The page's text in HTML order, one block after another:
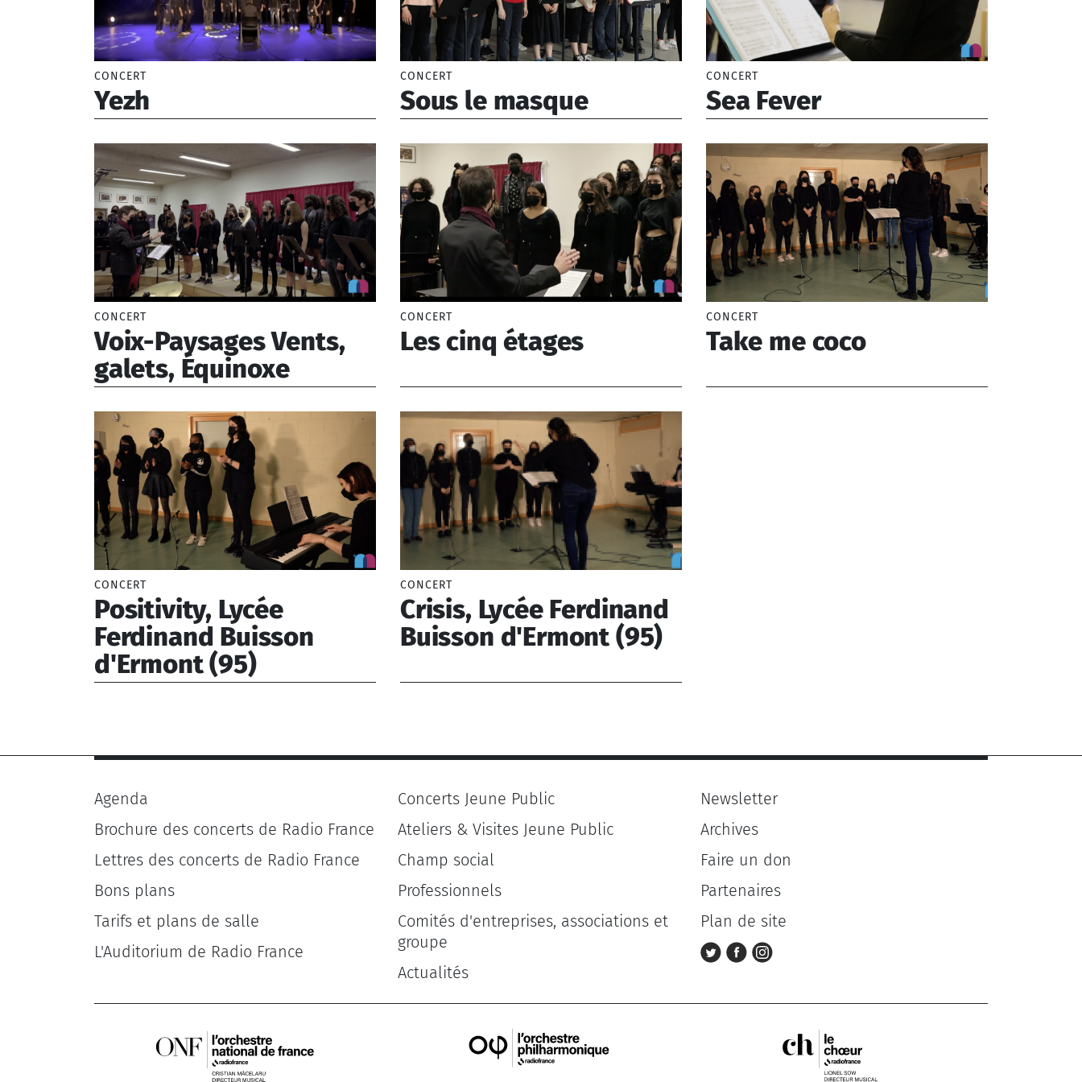
CONCERT
Yezh
CONCERT
Sous le masque
CONCERT
Sea Fever
CONCERT
Voix-Paysages Vents,
galets, Équinoxe
CONCERT
Les cinq étages
CONCERT
Take me coco
CONCERT
Positivity, Lycée
Ferdinand Buisson
d'Ermont (95)
CONCERT
Crisis, Lycée Ferdinand
Buisson d'Ermont (95)
Agenda
Brochure des concerts de Radio France
Lettres des concerts de Radio France
Bons plans
Tarifs et plans de salle
L'Auditorium de Radio France
Concerts Jeune Public
Ateliers & Visites Jeune Public
Champ social
Professionnels
Comités d'entreprises, associations et
groupe
Actualités
Newsletter
Archives
Faire un don
Partenaires
Plan de site